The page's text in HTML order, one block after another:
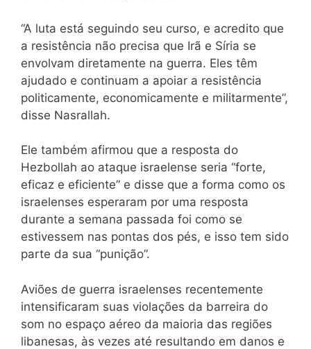
“A luta está seguindo seu curso, e acredito que
a resistência não precisa que Irã e Síria se
envolvam diretamente na guerra. Eles têm
ajudado e continuam a apoiar a resistência
politicamente, economicamente e militarmente”,
disse Nasrallah.
Ele também afirmou que a resposta do
Hezbollah ao ataque israelense seria “forte,
eficaz e eficiente” e disse que a forma como os
israelenses esperaram por uma resposta
durante a semana passada foi como se
estivessem nas pontas dos pés, e isso tem sido
parte da sua “punição”.
Aviões de guerra israelenses recentemente
intensificaram suas violações da barreira do
som no espaço aéreo da maioria das regiões
libanesas, às vezes até resultando em danos e